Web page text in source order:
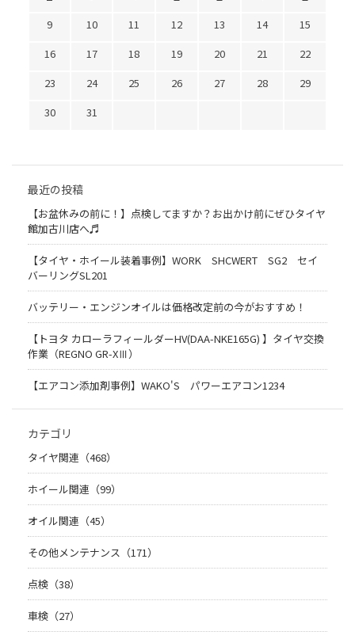
9
10 11 12 13 14
15
16
17 18 19 20 21
22
23
24 25 26 27 28
29
30
31
最近の投稿
【お盆休みの前に！】点検してますか？お出かけ前にぜひタイヤ
館加古川店へ♬
【タイヤ・ホイール装着事例】WORK SHCWERT SG2 セイ
バーリングSL201
バッテリー・エンジンオイルは価格改定前の今がおすすめ！
【トヨタ カローラフィールダーHV(DAA-NKE165G) 】タイヤ交換
作業（REGNO GR-XⅢ）
【エアコン添加剤事例】WAKO'S パワーエアコン1234
カテゴリ
タイヤ関連（468）
ホイール関連（99）
オイル関連（45）
その他メンテナンス（171）
点検（38）
車検（27）